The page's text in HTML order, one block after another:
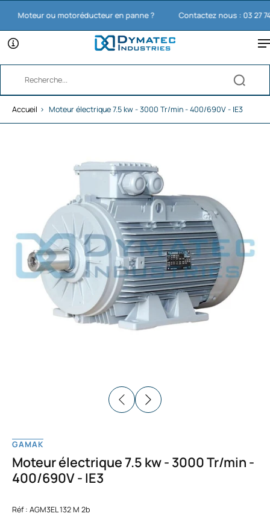
Moteur ou motoréducteur en panne ? Contactez nous : 03 27 74 11
Accueil › Moteur électrique 7.5 kw - 3000 Tr/min - 400/690V - IE3
GAMAK
Moteur électrique 7.5 kw - 3000 Tr/min -
400/690V - IE3
Réf : AGM3EL 132 M 2b